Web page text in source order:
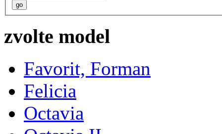
go
zvolte model
Favorit, Forman
Felicia
Octavia